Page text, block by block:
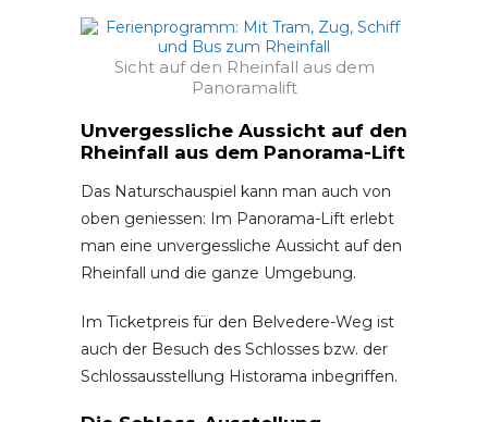
Sicht auf den Rheinfall aus dem
Panoramalift
Unvergessliche Aussicht auf den
Rheinfall aus dem Panorama-Lift
Das Naturschauspiel kann man auch von
oben geniessen: Im Panorama-Lift erlebt
man eine unvergessliche Aussicht auf den
Rheinfall und die ganze Umgebung.
Im Ticketpreis für den Belvedere-Weg ist
auch der Besuch des Schlosses bzw. der
Schlossausstellung Historama inbegriffen.